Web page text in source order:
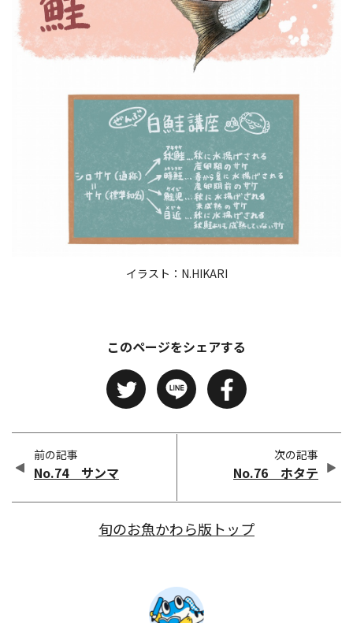
イラスト：N.HIKARI
このページをシェアする
前の記事
No.74 サンマ
次の記事
No.76 ホタテ
旬のお魚かわら版トップ